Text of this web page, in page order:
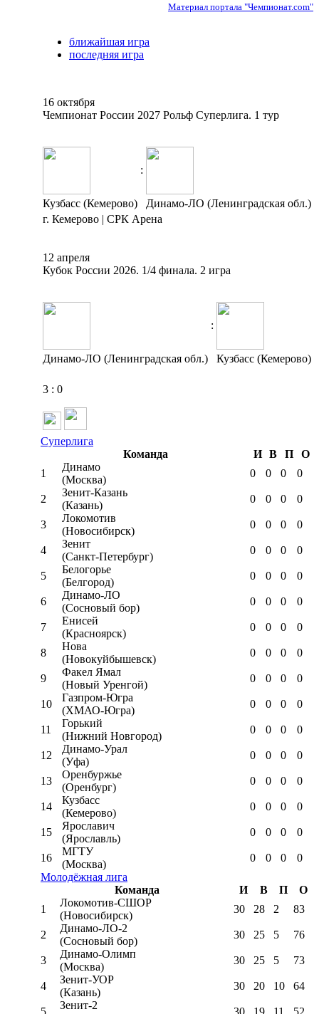
Материал портала "Чемпионат.com"
ближайшая игра
последняя игра
16 октября
Чемпионат России 2027 Рольф Суперлига. 1 тур
:
Кузбасс (Кемерово)
Динамо-ЛО (Ленинградская обл.)
г. Кемерово | СРК Арена
12 апреля
Кубок России 2026. 1/4 финала. 2 игра
:
Динамо-ЛО (Ленинградская обл.) Кузбасс (Кемерово)
3 : 0
Суперлига
Команда
И В П
О
1
Динамо
(Москва)
0 0 0 0
2
Зенит-Казань
(Казань)
0 0 0 0
3
Локомотив
(Новосибирск)
0 0 0 0
4
Зенит
(Санкт-Петербург)
0 0 0 0
5
Белогорье
(Белгород)
0 0 0 0
6
Динамо-ЛО
(Сосновый бор)
0 0 0 0
7
Енисей
(Красноярск)
0 0 0 0
8
Нова
(Новокуйбышевск)
0 0 0 0
9
Факел Ямал
(Новый Уренгой)
0 0 0 0
10
Газпром-Югра
(ХМАО-Югра)
0 0 0 0
11
Горький
(Нижний Новгород)
0 0 0 0
12
Динамо-Урал
(Уфа)
0 0 0 0
13
Оренбуржье
(Оренбург)
0 0 0 0
14
Кузбасс
(Кемерово)
0 0 0 0
15
Ярославич
(Ярославль)
0 0 0 0
16
МГТУ
(Москва)
0 0 0
0
Молодёжная лига
Команда
И В П
О
1
Локомотив-CШОР
(Новосибирск)
30 28 2 83
2
Динамо-ЛО-2
(Сосновый бор)
30 25 5 76
3
Динамо-Олимп
(Москва)
30 25 5 73
4
Зенит-УОР
(Казань)
30 20 10 64
5
Зенит-2
30 19 11 52